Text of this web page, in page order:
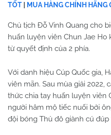
TỐT
MUA HÀNG CHÍNH HÃNG
Chủ tịch Đỗ Vinh Quang cho
huấn luyện viên Chun Jae
từ quyết định của 2 phía.
Với danh hiệu Cúp Quốc gia,
viên mãn. Sau mùa giải 2022,
thức chia tay huấn luyện viên
người hâm mộ tiếc nuối bởi
đội bóng Thủ đô giành cú đúp